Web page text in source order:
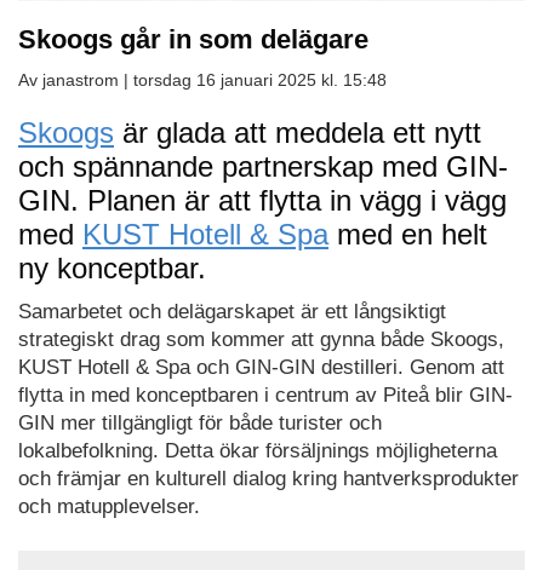
Skoogs går in som delägare
Av janastrom | torsdag 16 januari 2025 kl. 15:48
Skoogs är glada att meddela ett nytt
och spännande partnerskap med GIN-
GIN. Planen är att flytta in vägg i vägg
med KUST Hotell & Spamed en helt
ny konceptbar.
Samarbetet och delägarskapet är ett långsiktigt
strategiskt drag som kommer att gynna både Skoogs,
KUST Hotell & Spa och GIN-GIN destilleri. Genom att
flytta in med konceptbaren i centrum av Piteå blir GIN-
GIN mer tillgängligt för både turister och
lokalbefolkning. Detta ökar försäljnings möjligheterna
och främjar en kulturell dialog kring hantverksprodukter
och matupplevelser.